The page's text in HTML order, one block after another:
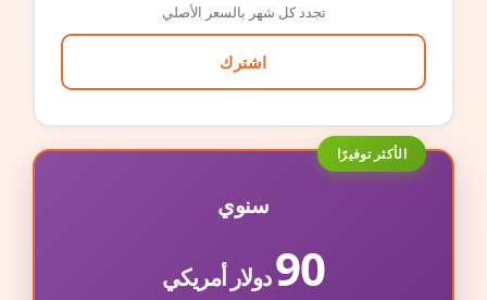
تجدد كل شهر بالسعر الأصلي
اشترك
الأكثر توفيرًا
سنوي
90دولار أمريكي